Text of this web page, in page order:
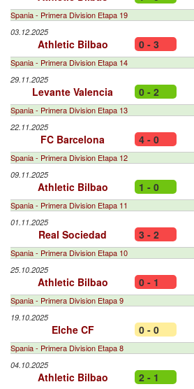
Spania - Primera Division Etapa 19
03.12.2025
Athletic Bilbao 0 - 3
Spania - Primera Division Etapa 14
29.11.2025
Levante Valencia 0 - 2
Spania - Primera Division Etapa 13
22.11.2025
FC Barcelona 4 - 0
Spania - Primera Division Etapa 12
09.11.2025
Athletic Bilbao 1 - 0
Spania - Primera Division Etapa 11
01.11.2025
Real Sociedad 3 - 2
Spania - Primera Division Etapa 10
25.10.2025
Athletic Bilbao 0 - 1
Spania - Primera Division Etapa 9
19.10.2025
Elche CF 0 - 0
Spania - Primera Division Etapa 8
04.10.2025
Athletic Bilbao 2 - 1